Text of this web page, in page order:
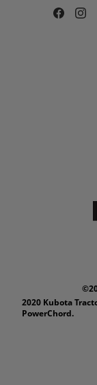
2020 Kubota
PowerChord.